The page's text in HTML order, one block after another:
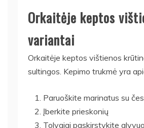
Orkaitėje keptos
variantai
Orkaitėje keptos vištienos
sultingos. Kepimo trukmė yra
Paruoškite marinatus su
Įberkite prieskonių
Tolygiai paskirstykite